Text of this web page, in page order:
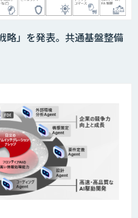
略」を発表。共通基盤整備